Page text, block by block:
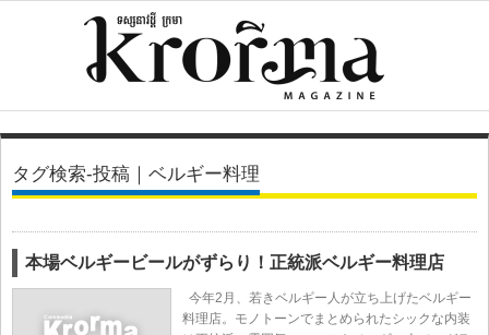
タグ検索-投稿｜ベルギー料理
本場ベルギービールがずらり！正統派ベルギー料理店
今年2月、若きベルギー人が立ち上げたベルギー
料理店。モノトーンでまとめられたシックな内装